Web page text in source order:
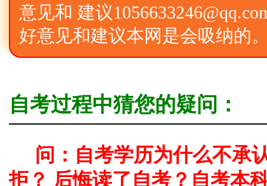
意见和 建议
好意见和建议本网是会吸纳的
自考过程中猜您的疑问：
问：自考学历为什么不承
拒？ 后悔读了自考？自考本